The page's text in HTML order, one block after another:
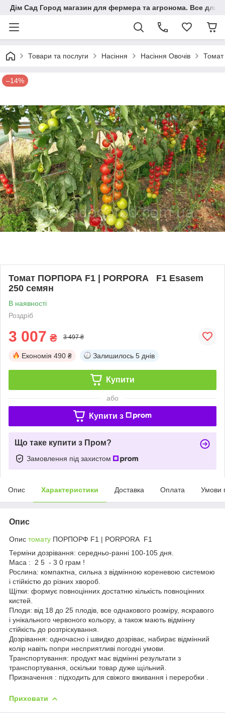
Дім Сад Город магазин для фермера та агронома. Все для
Товари та послуги Насіння Насіння Овочів
–14%
Томат ПОРПОРА F1 | PORPORA F1 Esasem
250 семян
В наявності
Роздріб
3 007 ₴ 3 497 ₴
Економія 490 ₴ Залишилось 5 днів
Купити
або
Купити з
Що таке купити з Пром?
Замовлення під захистом
Опис Характеристики Доставка Оплата Умови
Опис
Опис томату ПОРПОРФ F1 | PORPORA F1
Терміни дозрівання: середньо-ранні 100-105 дня.
Маса : 2 5 - 3 0 грам !
Рослина: компактна, сильна з відмінною кореневою системою
і стійкістю до різних хвороб.
Щітки: формує повноцінних достатню кількість повноцінних
кистей.
Плоди: від 18 до 25 плодів, все однакового розміру, яскравого
і унікального червоного кольору, а також мають відмінну
стійкість до розтріскування.
Дозрівання: одночасно і швидко дозріває, набирає відмінний
колір навіть попри несприятливі погодні умови.
Транспортування: продукт має відмінні результати з
транспортування, оскільки товар дуже щільний.
Призначення : підходить для свіжого вживання і переробки .
Приховати